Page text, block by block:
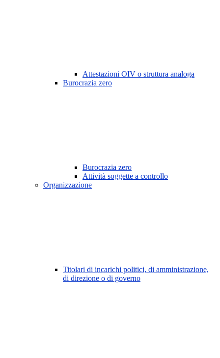
Attestazioni OIV o struttura analoga
Burocrazia zero
Burocrazia zero
Attività soggette a controllo
Organizzazione
Titolari di incarichi politici, di amministrazione,
di direzione o di governo